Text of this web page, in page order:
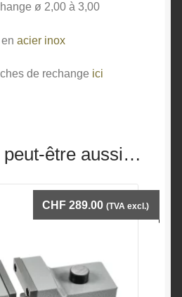
ø 2,00 à 3,00
acier inox
de rechange ici
peut-être aussi…
CHF 289.00 (TVA excl.)